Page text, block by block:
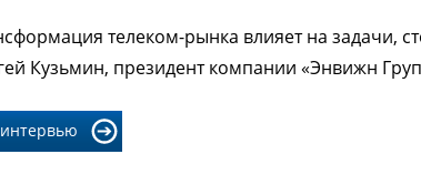
телеком-рынка влияет на задачи,
Кузьмин, президент компании «Энвижн